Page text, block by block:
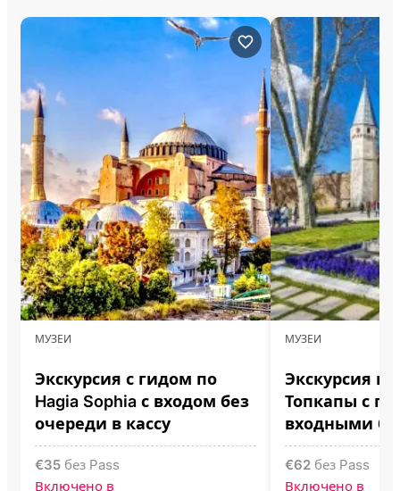
МУЗЕИ
Экскурсия с гидом по
Hagia Sophia с входом без
очереди в кассу
€35 без Pass
Включено в
МУЗЕИ
Экскурсия
Топкапы с
входными
€62 без Pass
Включено в